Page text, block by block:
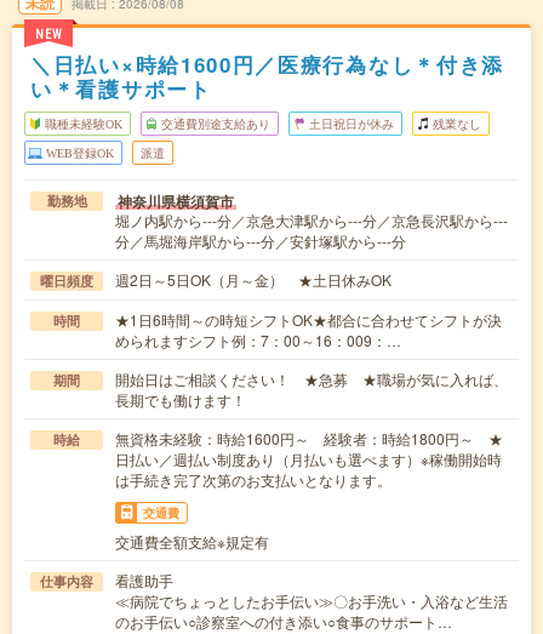
NEW
＼日払い×時給1600円／医療行為なし＊付き添
い＊看護サポート
職種未経験OK 交通費別途支給あり 土日祝日が休み 残業なし
WEB登録OK 派遣
勤務地 神奈川県横須賀市
堀ノ内駅から---分／京急大津駅から---分／京急長沢駅から---
分／馬堀海岸駅から---分／安針塚駅から---分
曜日頻度 週2日～5日OK（月～金） ★土日休みOK
時間
★1日6時間～の時短シフトOK★都合に合わせてシフトが決
められますシフト例：7：00～16：009：…
期間
開始日はご相談ください！ ★急募 ★職場が気に入れば、
長期でも働けます！
時給
無資格未経験：時給1600円～ 経験者：時給1800円～ ★
日払い／週払い制度あり（月払いも選べます）※稼働開始時
は手続き完了次第のお支払いとなります。
交通費
交通費全額支給※規定有
仕事内容
看護助手
≪病院でちょっとしたお手伝い≫〇お手洗い・入浴など生活
のお手伝い○診察室への付き添い○食事のサポート…